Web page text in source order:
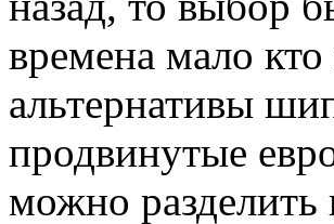
времена мало
альтернативы
продвинутые
можно